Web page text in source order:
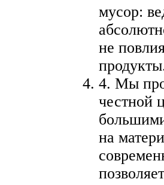
мусор:
не
4. Мы
честной
на